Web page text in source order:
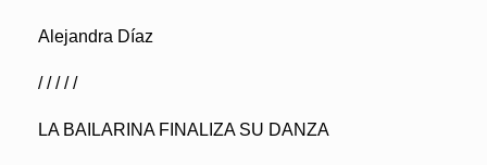
Alejandra Díaz
/ / / / /
LA BAILARINA FINALIZA SU DANZA